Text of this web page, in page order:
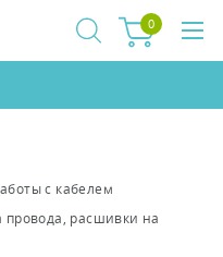
0
с кабелем
расшивки на